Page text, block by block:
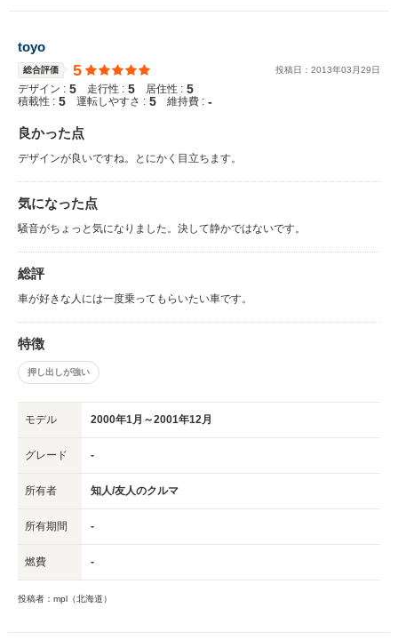
toyo
総合評価 5 投稿日： 2013年03 月29日
デザイン : 5 走行性 : 5 居住性 : 5
積載性 : 5 運転しやすさ : 5 維持費 : -
良かった点
デザインが良いですね。とにかく目立ちます。
気になった点
騒音がちょっと気になりました。決して静かではないです。
総評
車が好きな人には一度乗ってもらいたい車です。
特徴
押し出しが強い
モデル 2000年1月～2001年12月
グレード -
所有者 知人/友人のクルマ
所有期間 -
燃費 -
投稿者：mpl（北海道）